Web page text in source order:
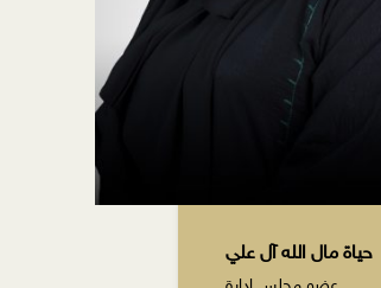
حياة مال الله آل علي